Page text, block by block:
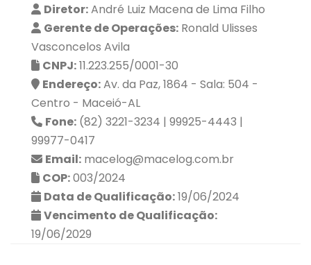
Diretor:André Luiz Macena de Lima Filho
Gerente de Operações: Ronald Ulisses
Vasconcelos Avila
CNPJ:11.223.255/0001-30
Endereço:Av. da Paz, 1864 - Sala: 504 -
Centro - Maceió-AL
Fone: (82) 3221-3234 | 99925-4443 |
99977-0417
Email: macelog@macelog.com.br
COP:003/2024
Data de Qualificação:19/06/2024
Vencimento de Qualificação:
19/06/2029